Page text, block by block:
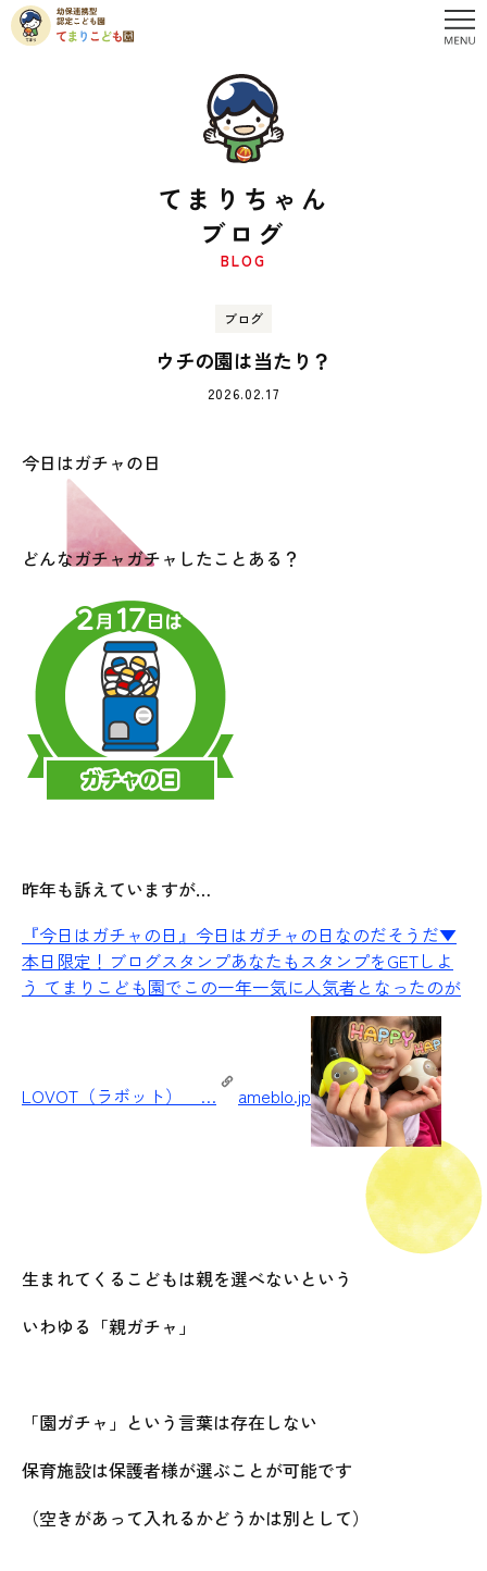
てまりちゃん
ブログ
BLOG
ブログ
ウチの園は当たり？
2026.02.17
今日はガチャの日
どんなガチャガチャしたことある？
昨年も訴えていますが…
『今日はガチャの日』 今日はガチャの日なのだそうだ▼
本日限定！ブログスタンプあなたもスタンプをGETしよ
う てまりこども園でこの一年一気に人気者となったのが
LOVOT（ラボット） … ameblo.jp
生まれてくるこどもは親を選べないという
いわゆる「親ガチャ」
「園ガチャ」という言葉は存在しない
保育施設は保護者様が選ぶことが可能です
（空きがあって入れるかどうかは別として）